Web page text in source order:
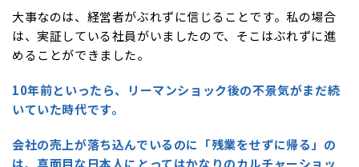
大事なのは、経営者がぶれずに信じることです。私の場合
は、実証している社員がいましたので、そこはぶれずに進
めることができました。
10年前といったら、リーマンショック後の不景気がまだ続
いていた時代です。
会社の売上が落ち込んでいるのに「残業をせずに帰る」の
は、真面目な日本人にとってはかなりのカルチャーショッ